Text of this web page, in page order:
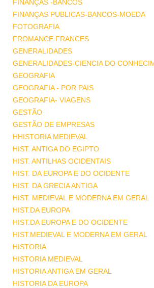
FINANÇAS -BANCOS
FINANÇAS PUBLICAS-BANCOS-MOEDA
FOTOGRAFIA
FROMANCE FRANCES
GENERALIDADES
GENERALIDADES-CIENCIA DO
GEOGRAFIA
GEOGRAFIA - POR PAIS
GEOGRAFIA- VIAGENS
GESTÃO
GESTÃO DE EMPRESAS
HHISTORIA MEDIEVAL
HIST. ANTIGA DO EGIPTO
HIST. ANTILHAS OCIDENTAIS
HIST. DA EUROPA E DO OCIDENTE
HIST. DA GRECIA ANTIGA
HIST. MEDIEVAL E MODERNA EM GERAL
HIST.DA EUROPA
HIST.DA EUROPA E DO OCIDENTE
HIST.MEDIEVAL E MODERNA EM GERAL
HISTORIA
HISTORIA MEDIEVAL
HISTORIA ANTIGA EM GERAL
HISTORIA DA EUROPA